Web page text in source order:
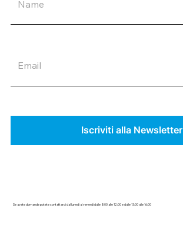
Iscriviti alla Newsletter
Se avete domande potete contattarci dal lunedì al venerdì dalle 8:00 alle 12:00 e dalle 13:00 alle 16:00